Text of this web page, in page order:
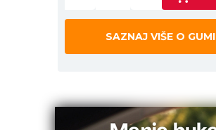
SAZNAJ VIŠE O GUMI